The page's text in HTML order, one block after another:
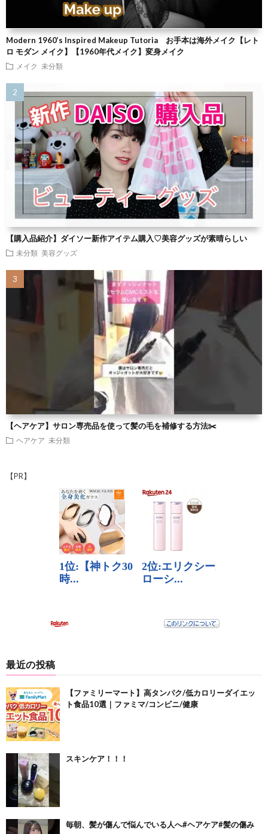
Modern 1960’s Inspired Makeup Tutoria お手本は海外メイク【レト
ロ モダン メイク】【1960年代メイク】変身メイク
メイク 未分類
【購入品紹介】ダイソー新作アイテム購入♡美容グッズが素晴らしい
未分類 美容グッズ
【ヘアケア】サロン専売品を使って髪の毛を補修する方法✂️
ヘアケア 未分類
【PR】
最近の投稿
【ファミリーマート】高タンパク/低カロリーダイエッ
ト食品10選｜ファミマ/コンビニ/健康
スキンケア！！！
毎朝、髪が傷んで悩んでいる人へ#ヘアケア#髪の傷み